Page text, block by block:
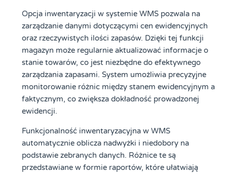
Opcja inwentaryzacji w systemie WMS pozwala na
zarządzanie danymi dotyczącymi cen ewidencyjnych
oraz rzeczywistych ilości zapasów. Dzięki tej funkcji
magazyn może regularnie aktualizować informacje o
stanie towarów, co jest niezbędne do efektywnego
zarządzania zapasami. System umożliwia precyzyjne
monitorowanie różnic między stanem ewidencyjnym a
faktycznym, co zwiększa dokładność prowadzonej
ewidencji.
Funkcjonalność inwentaryzacyjna w WMS
automatycznie oblicza nadwyżki i niedobory na
podstawie zebranych danych. Różnice te są
przedstawiane w formie raportów, które ułatwiają